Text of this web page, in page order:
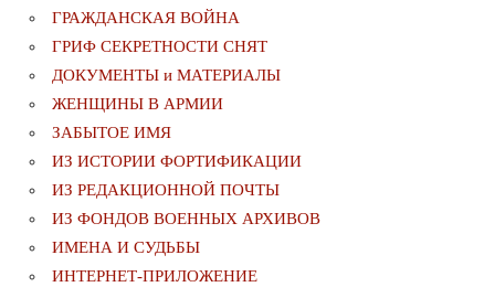
ГРАЖДАНСКАЯ ВОЙНА
ГРИФ СЕКРЕТНОСТИ СНЯТ
ДОКУМЕНТЫ и МАТЕРИАЛЫ
ЖЕНЩИНЫ В АРМИИ
ЗАБЫТОЕ ИМЯ
ИЗ ИСТОРИИ ФОРТИФИКАЦИИ
ИЗ РЕДАКЦИОННОЙ ПОЧТЫ
ИЗ ФОНДОВ ВОЕННЫХ АРХИВОВ
ИМЕНА И СУДЬБЫ
ИНТЕРНЕТ-ПРИЛОЖЕНИЕ